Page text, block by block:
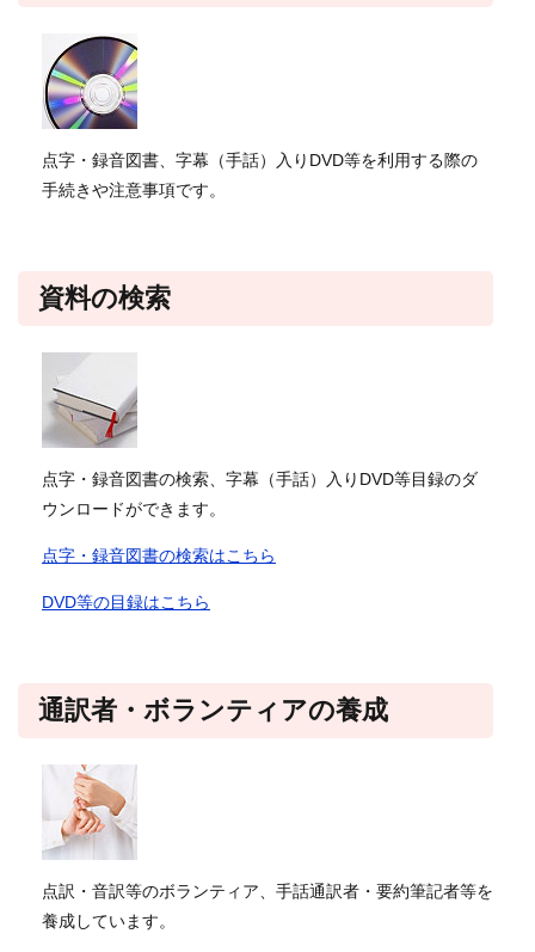
点字・録音図書、字幕（手話）入りDVD等を利用する際の
手続きや注意事項です。
資料の検索
点字・録音図書の検索、字幕（手話）入りDVD等目録のダ
ウンロードができます。
点字・録音図書の検索はこちら
DVD等の目録はこちら
通訳者・ボランティアの養成
点訳・音訳等のボランティア、手話通訳者・要約筆記者等を
養成しています。